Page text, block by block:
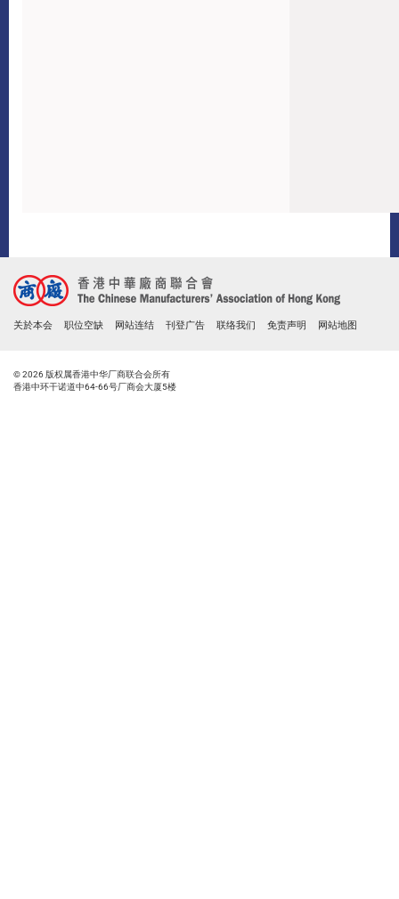
关於本会 职位空缺 网站连结 刊登广告 联络我们 免责声明 网站地图
© 2026 版权属香港中华厂商联合会所有
香港中环干诺道中64-66号厂商会大厦5楼